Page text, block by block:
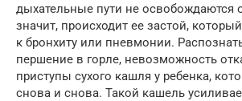
дыхательные пути не освобождаются
значит, происходит ее застой,
к бронхиту или пневмонии.
першение в горле, невозможность
приступы сухого кашля у ребенка,
снова и снова. Такой кашель